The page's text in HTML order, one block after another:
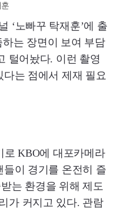
‘노빠꾸 탁재훈’에 출
는 장면이 보여 부담
털어놨다. 이런 촬영
는 점에서 제재 필요
로 KBO에 대포카메라
이 경기를 온전히 즐
는 환경을 위해 제도
가 커지고 있다. 관람